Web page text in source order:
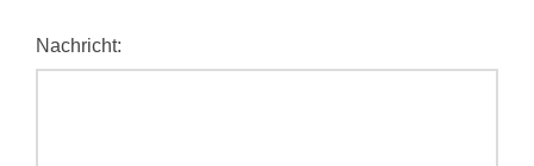
Nachricht: